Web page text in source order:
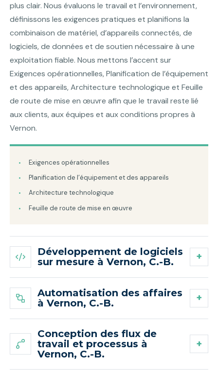
plus clair. Nous évaluons le travail et l’environnement,
définissons les exigences pratiques et planifions la
combinaison de matériel, d’appareils connectés, de
logiciels, de données et de soutien nécessaire à une
exploitation fiable. Nous mettons l’accent sur
Exigences opérationnelles, Planification de l’équipement
et des appareils, Architecture technologique et Feuille
de route de mise en œuvre afin que le travail reste lié
aux clients, aux équipes et aux conditions propres à
Vernon.
Exigences opérationnelles
Planification de l’équipement et des appareils
Architecture technologique
Feuille de route de mise en œuvre
Développement de logiciels
sur mesure à Vernon, C.-B.
Automatisation des affaires
à Vernon, C.-B.
Conception des flux de
travail et processus à
Vernon, C.-B.